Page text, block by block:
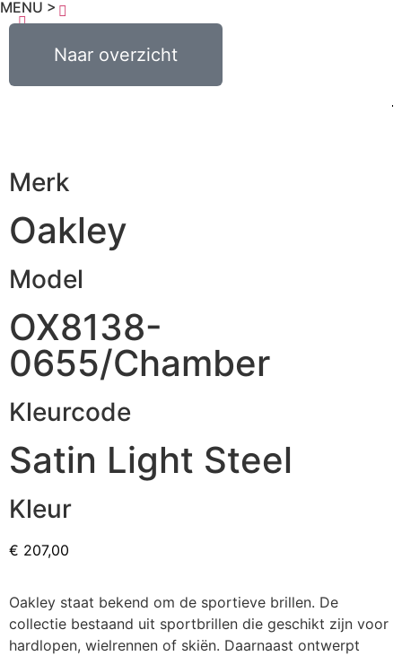
MENU >
Naar overzicht
0,00 0
Merk
Oakley
Model
OX8138-
0655/Chamber
Kleurcode
Satin Light Steel
Kleur
€ 207,00
Oakley staat bekend om de sportieve brillen. De
collectie bestaand uit sportbrillen die geschikt zijn voor
hardlopen, wielrennen of skiën. Daarnaast ontwerpt